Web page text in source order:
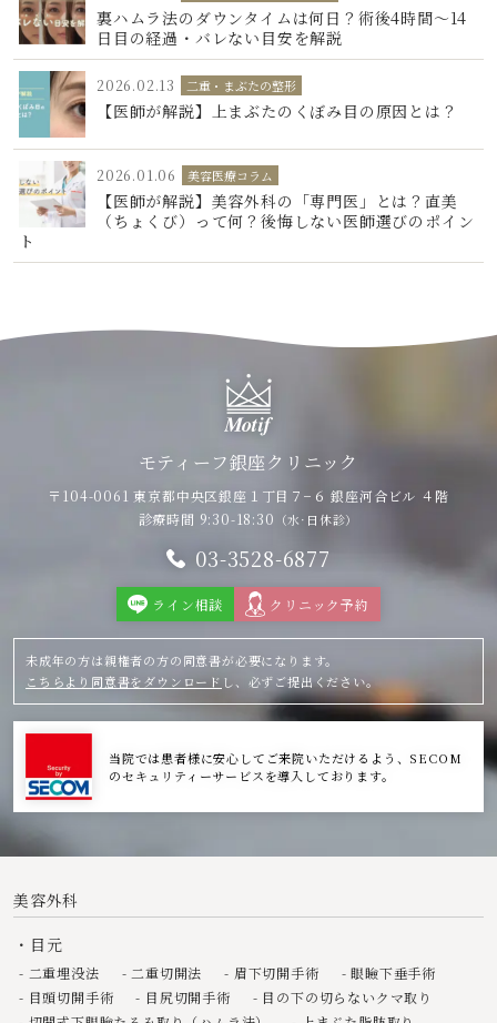
裏ハムラ法のダウンタイムは何日？術後4時間〜14
日目の経過・バレない目安を解説
2026.02.13 二重・まぶたの整形
【医師が解説】上まぶたのくぼみ目の原因とは？
2026.01.06 美容医療コラム
【医師が解説】美容外科の「専門医」とは？直美
（ちょくび）って何？後悔しない医師選びのポイン
ト
モティーフ銀座クリニック
〒104-0061 東京都中央区銀座１丁目７−６銀座河合ビル ４階
診療時間 9:30-18:30 （水·日休診）
03-3528-6877
ライン相談 クリニック予約
未成年の方は親権者の方の同意書が必要になります。
こちらより同意書をダウンロード し、必ずご提出ください。
当院では患者様に安心してご来院いただけるよう、SECOM
のセキュリティーサービスを導入しております。
美容外科
目元
二重埋没法 二重切開法 眉下切開手術
眼瞼下垂手術
目頭切開手術
目尻切開手術
目の下の切らないクマ取り